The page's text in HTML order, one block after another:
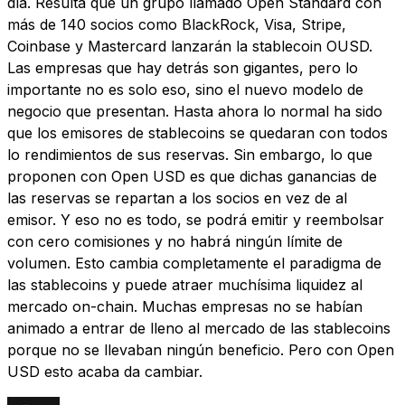
más de 140 socios como BlackRock, Visa, Stripe,
Coinbase y Mastercard lanzarán la stablecoin OUSD.
Las empresas que hay detrás son gigantes, pero lo
importante no es solo eso, sino el nuevo modelo de
negocio que presentan. Hasta ahora lo normal ha sido
que los emisores de stablecoins se quedaran con todos
lo rendimientos de sus reservas. Sin embargo, lo que
proponen con Open USD es que dichas ganancias de
las reservas se repartan a los socios en vez de al
emisor. Y eso no es todo, se podrá emitir y reembolsar
con cero comisiones y no habrá ningún límite de
volumen. Esto cambia completamente el paradigma de
las stablecoins y puede atraer muchísima liquidez al
mercado on-chain. Muchas empresas no se habían
animado a entrar de lleno al mercado de las stablecoins
porque no se llevaban ningún beneficio. Pero con Open
USD esto acaba da cambiar.